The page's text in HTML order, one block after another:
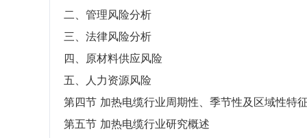
二、管理风险分析
三、法律风险分析
四、原材料供应风险
五、人力资源风险
第四节 加热电缆行业周期性、季节性及区域性特
第五节 加热电缆行业研究概述